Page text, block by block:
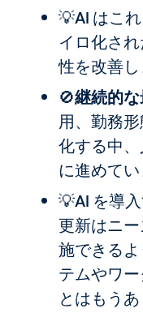
💡AI はこ
イロ化さ
性を改善し
🚫継続的
用、勤務
化する中
に進めてい
💡AI を導
更新はニ
施できる
テムやワ
とはもうあ